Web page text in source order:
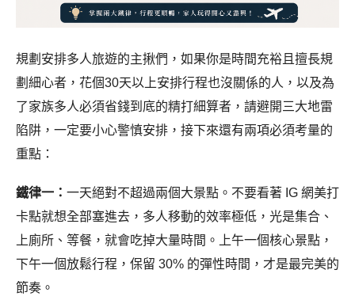
規劃安排多人旅遊的主揪們，如果你是時間充裕且擅長規
劃細心者，花個30天以上安排行程也沒關係的人，以及為
了家族多人必須省錢到底的精打細算者，請避開三大地雷
陷阱，一定要小心警慎安排，接下來還有兩項必須考量的
重點：
鐵律一： 一天絕對不超過兩個大景點。不要看著 IG 網美打
卡點就想全部塞進去，多人移動的效率極低，光是集合、
上廁所、等餐，就會吃掉大量時間。上午一個核心景點，
下午一個放鬆行程，保留 30% 的彈性時間，才是最完美的
節奏。